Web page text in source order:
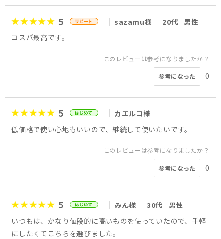
5 sazamu様 20代
男性
コスパ最高です。
このレビューは参考になりましたか？
参考になった 0
5
カエルコ様
低価格で使い心地もいいので、継続して使いたいです。
このレビューは参考になりましたか？
参考になった 0
5 みん様 30代
男性
いつもは、かなり値段的に高いものを使っていたので、手軽
にしたくてこちらを選びました。